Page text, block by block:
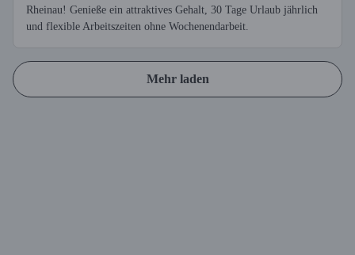
Rheinau! Genieße ein attraktives Gehalt, 30 Tage Urlaub jährlich
und flexible Arbeitszeiten ohne Wochenendarbeit.
Mehr laden